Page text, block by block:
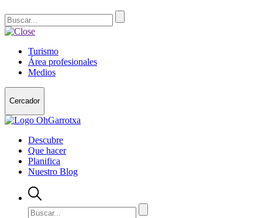
Turismo
Área profesionales
Medios
Cercador
Descubre
Que hacer
Planifica
Nuestro Blog